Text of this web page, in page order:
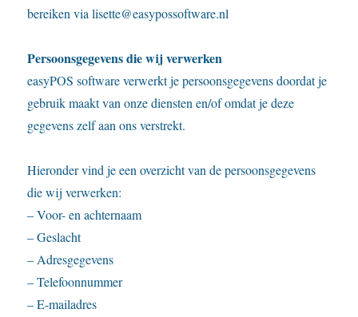
bereiken via lisette@easypossoftware.nl
Persoonsgegevens die wij verwerken
easyPOS software verwerkt je persoonsgegevens doordat je
gebruik maakt van onze diensten en/of omdat je deze
gegevens zelf aan ons verstrekt.
Hieronder vind je een overzicht van de persoonsgegevens
die wij verwerken:
– Voor- en achternaam
– Geslacht
– Adresgegevens
– Telefoonnummer
– E-mailadres